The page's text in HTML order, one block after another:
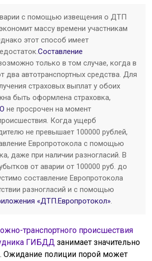
с помощью извещения о ДТП
массу времени участникам
этот способ имеет
Составление
только в том случае, когда в
два автотранспортных средства. Для
страховых выплат у обоих
быть оформлена страховка,
не просрочен на момент
Когда ущерб
не превышает 100000 рублей,
Европротокола с помощью
даже при наличии разногласий. В
от аварии от 100000 руб. до
составление Европротокола
разногласий и с помощью
«ДТП.Европротокол».
транспортного происшествия
ГИБДД занимает значительно
Ожидание полиции порой может